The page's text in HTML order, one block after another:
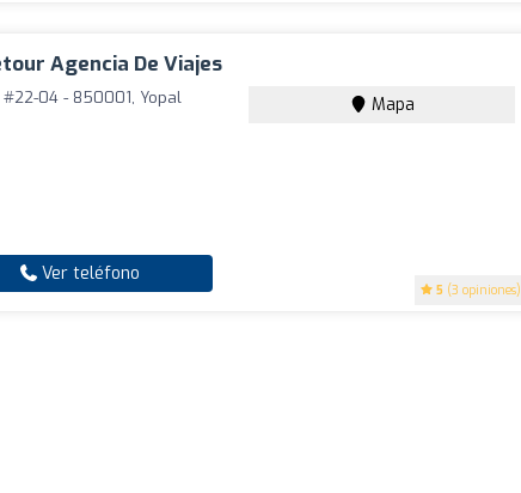
Agencia De Viajes
5 (3 opiniones)
#22-04 - 850001, Yopal Mapa
Ver teléfono